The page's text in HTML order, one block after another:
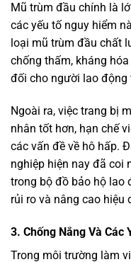
Mũ trùm đầu chính là
các yếu tố nguy hiểm
loại mũ trùm đầu chất
chống thấm, kháng
đối cho người lao động
Ngoài ra, việc trang bị
nhân tốt hơn, hạn chế
các vấn đề về hô hấp.
nghiệp hiện nay đã coi
trong bộ đồ bảo hộ lao
rủi ro và nâng cao hiệu
3. Chống Nắng Và Các
Trong môi trường làm